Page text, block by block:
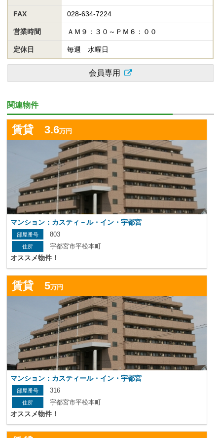
FAX 028-634-7224
営業時間 ＡＭ９：３０～ＰＭ６：００
定休日 毎週 水曜日
会員専用
関連物件
賃貸 3.6万円
マンション：カスティ－ル・イン・宇都宮
803
宇都宮市平松本町
オススメ物件！
賃貸 5万円
マンション：カスティール・イン・宇都宮
316
宇都宮市平松本町
オススメ物件！